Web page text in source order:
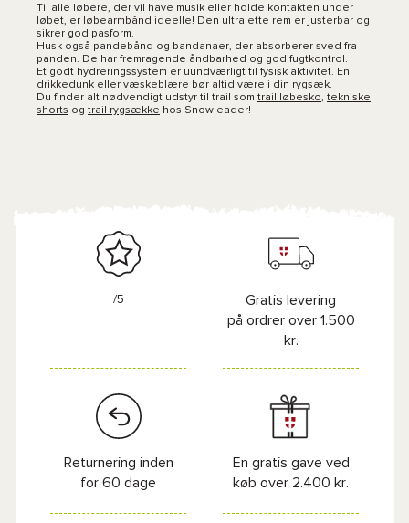
Til alle løbere, der vil have musik eller holde kontakten under
løbet, er løbearmbånd ideelle! Den ultralette rem er justerbar og
sikrer god pasform.
Husk også pandebånd og bandanaer, der absorberer sved fra
panden. De har fremragende åndbarhed og god fugtkontrol.
Et godt hydreringssystem er uundværligt til fysisk aktivitet. En
drikkedunk eller væskeblære bør altid være i din rygsæk.
Du finder alt nødvendigt udstyr til trail som trail løbesko, tekniske
shorts og trail rygsække hos Snowleader!
/5
Gratis levering
på ordrer over 1.500
kr.
Returnering inden
for 60 dage
En gratis gave ved
køb over 2.400 kr.